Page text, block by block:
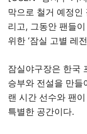
막으로 철거 예정인
리고, 그동안 팬들
위한 ‘잠실 고별 레
잠실야구장은 한국
승부와 전설을 만들
랜 시간 선수와 팬
특별한 공간이다.